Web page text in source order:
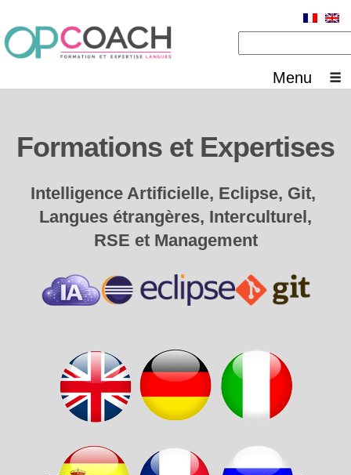
Menu
Formations et Expertises
Intelligence Artificielle, Eclipse, Git,
Langues étrangères, Interculturel,
RSE et Management